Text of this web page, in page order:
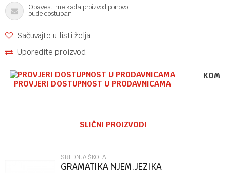
Obavesti me kada proizvod ponovo
bude dostupan
Sačuvajte u listi želja
Uporedite proizvod
PROVJERI DOSTUPNOST U PRODAVNICAMA
SLIČNI PROIZVODI
SREDNJA ŠKOLA
GRAMATIKA NJEM.JEZIKA